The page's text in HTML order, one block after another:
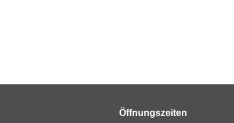
Öffnungszeiten